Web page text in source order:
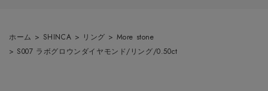
ホーム > SHINCA > リング > More stone
> S007 ラボグロウンダイヤモンド/リング/0.50ct